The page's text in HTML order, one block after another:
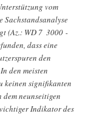
vom
Sachstandsanalyse
(Az.: WD 7 ­ 3000
dass eine
den
den meisten
keinen signifikanten
neunseitigen
Indikator des